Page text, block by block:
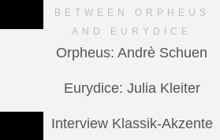
BETWEEN ORPHEUS
AND EURYDICE
Orpheus: Andrè Schuen
Eurydice: Julia Kleiter
Interview Klassik-Akzente